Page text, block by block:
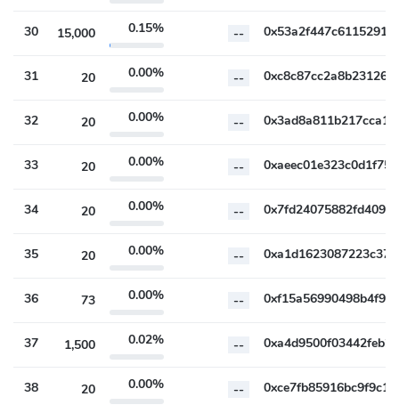
30 15,000 0.15% --
31 20 0.00% --
32 20 0.00% --
33 20 0.00% --
34 20 0.00% --
35 20 0.00% --
36 73 0.00% --
37 1,500 0.02% --
38 20 0.00% --